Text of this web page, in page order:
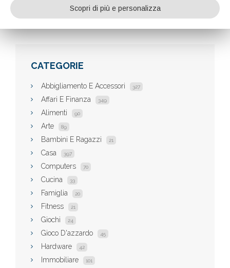
Aziende CoffeServiceLR
CATEGORIE
Abbigliamento E Accessori 327
Affari E Finanza 349
Alimenti 90
Arte 89
Bambini E Ragazzi 21
Casa 397
Computers 70
Cucina 33
Famiglia 20
Fitness 21
Giochi 24
Gioco D'azzardo 45
Hardware 42
Immobiliare 101
Scopri di più e personalizza